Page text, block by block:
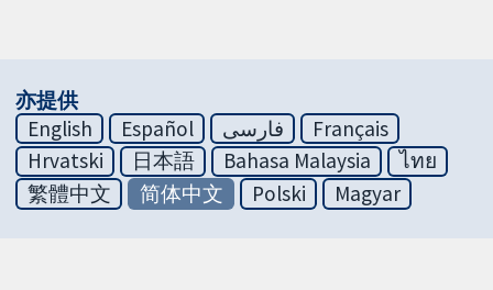
亦提供
English
Español فارسی
Français
Hrvatski
日本語 Bahasa Malaysia
ไทย
繁體中文
简体中文 Polski Magyar